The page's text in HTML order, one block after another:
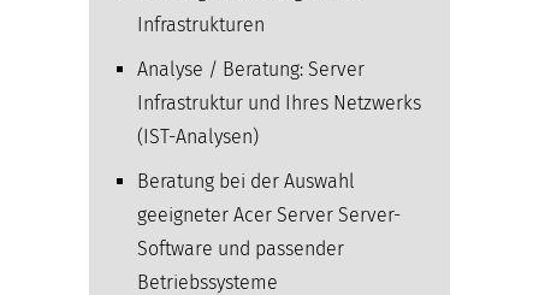
Infrastrukturen
Analyse / Beratung: Server
Infrastruktur und Ihres Netzwerks
(IST-Analysen)
Beratung bei der Auswahl
geeigneter Acer Server Server-
Software und passender
Betriebssysteme